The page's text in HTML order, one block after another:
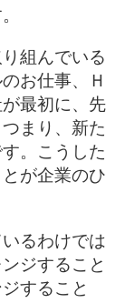
組んでいる
お仕事、Ｈ
最初に、先
まり、新た
。こうした
が企業のひ
るわけでは
ジすること
すること